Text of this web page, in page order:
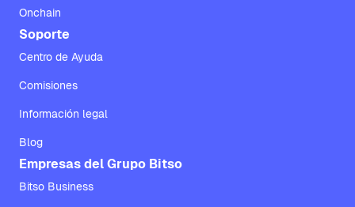
Onchain
Soporte
Centro de Ayuda
Comisiones
Información legal
Blog
Empresas del Grupo Bitso
Bitso Business